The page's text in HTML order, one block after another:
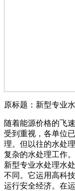
原标题：新型专业
随着能源价格的飞
受到重视，各单位
理。但以往的水处
复杂的水处理工作
新型专业水处理水
不同。它运用高科
运行安全经济。在